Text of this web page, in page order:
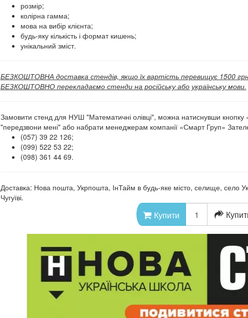
розмір;
колірна гамма;
мова на вибір клієнта;
будь-яку кількість і формат кишень;
унікальний зміст.
БЕЗКОШТОВНА доставка стендів, якщо їх вартість перевищує 1500
БЕЗКОШТОВНО перекладаємо стенди на російську або українську мови.
Замовити стенд для НУШ "Математичні олівці", можна натиснувши кнопку
"передзвони мені" або набрати менеджерам компанії «Смарт Груп»
(057) 39 22 126;
(099) 522 53 22;
(098) 361 44 69.
Доставка: Нова пошта, Укрпошта, ІнТайм в будь-яке місто, селище, село
Чугуїві.
Купити